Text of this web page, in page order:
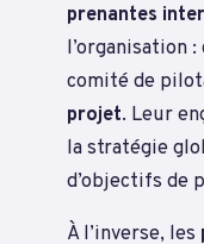
prenantes
l’organisation
comité de
projet. Leur
la stratégie
d’objectifs de
À l’inverse, les